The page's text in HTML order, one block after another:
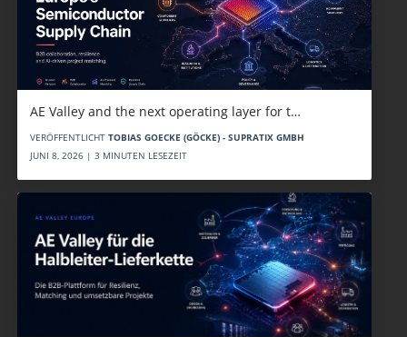
AE Valley and the next operating layer for t…
VERÖFFENTLICHT TOBIAS GOECKE (GÖCKE) - SUPRATIX GMBH
JUNI 8, 2026 | 3 MINUTEN LESEZEIT